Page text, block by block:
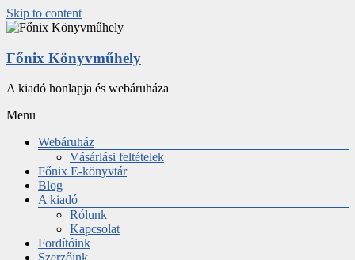
Skip to content
Főnix Könyvműhely
A kiadó honlapja és webáruháza
Menu
Webáruház
Vásárlási feltételek
Főnix E-könyvtár
Blog
A kiadó
Rólunk
Kapcsolat
Fordítóink